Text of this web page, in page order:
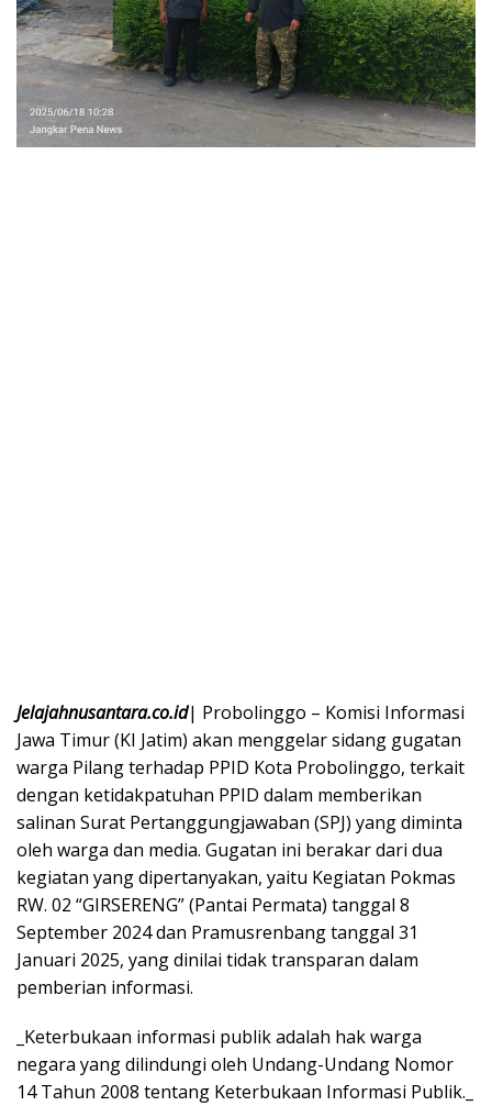
Jelajahnusantara.co.id| Probolinggo – Komisi Informasi
Jawa Timur (KI Jatim) akan menggelar sidang gugatan
warga Pilang terhadap PPID Kota Probolinggo, terkait
dengan ketidakpatuhan PPID dalam memberikan
salinan Surat Pertanggungjawaban (SPJ) yang diminta
oleh warga dan media. Gugatan ini berakar dari dua
kegiatan yang dipertanyakan, yaitu Kegiatan Pokmas
RW. 02 “GIRSERENG” (Pantai Permata) tanggal 8
September 2024 dan Pramusrenbang tanggal 31
Januari 2025, yang dinilai tidak transparan dalam
pemberian informasi.
_Keterbukaan informasi publik adalah hak warga
negara yang dilindungi oleh Undang-Undang Nomor
14 Tahun 2008 tentang Keterbukaan Informasi Publik._